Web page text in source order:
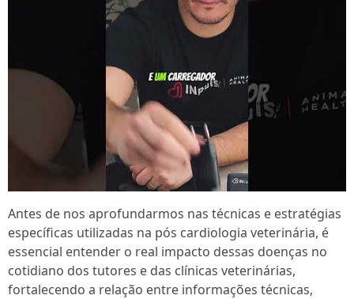
Antes de nos aprofundarmos nas técnicas e estratégias
específicas utilizadas na pós cardiologia veterinária, é
essencial entender o real impacto dessas doenças no
cotidiano dos tutores e das clínicas veterinárias,
fortalecendo a relação entre informações técnicas,